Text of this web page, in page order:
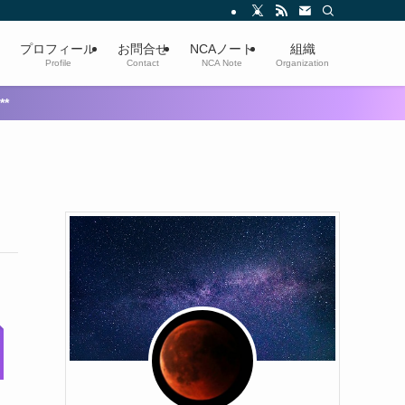
プロフィール
Profile
お問合せ
Contact
NCAノート
NCA Note
組織
Organization